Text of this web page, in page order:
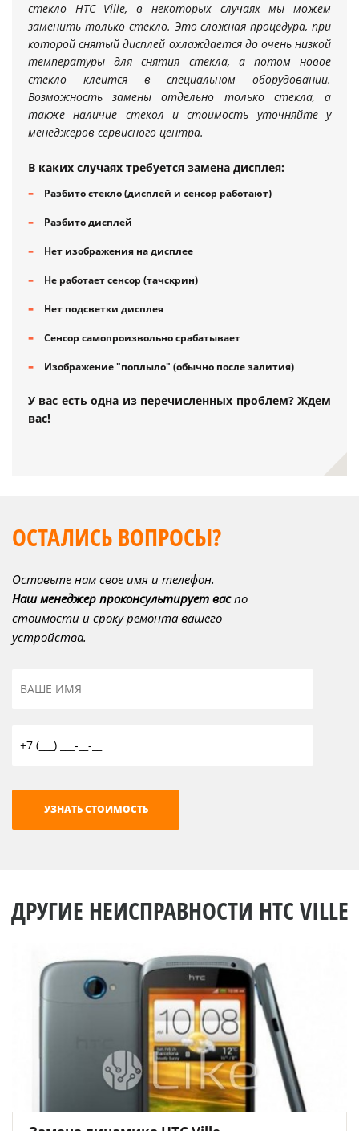
стекло HTC Ville, в некоторых случаях мы можем
заменить только стекло. Это сложная процедура, при
которой снятый дисплей охлаждается до очень низкой
температуры для снятия стекла, а потом новое
стекло клеится в специальном оборудовании.
Возможность замены отдельно только стекла, а
также наличие стекол и стоимость уточняйте у
менеджеров сервисного центра.
В каких случаях требуется замена дисплея:
Разбито стекло (дисплей и сенсор работают)
Разбито дисплей
Нет изображения на дисплее
Не работает сенсор (тачскрин)
Нет подсветки дисплея
Сенсор самопроизвольно срабатывает
Изображение "поплыло" (обычно после залития)
У вас есть одна из перечисленных проблем? Ждем
вас!
ОСТАЛИСЬ ВОПРОСЫ?
Оставьте нам свое имя и телефон.
Наш менеджер проконсультирует васпо
стоимости и сроку ремонта вашего
устройства.
ДРУГИЕ НЕИСПРАВНОСТИ HTC VILLE